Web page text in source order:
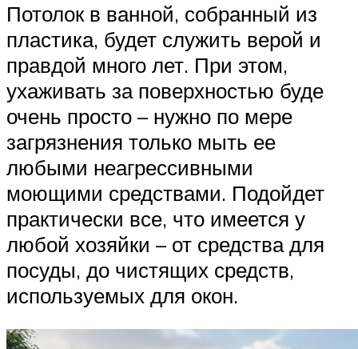
Потолок в ванной, собранный из
пластика, будет служить верой и
правдой много лет. При этом,
ухаживать за поверхностью буде
очень просто – нужно по мере
загрязнения только мыть ее
любыми неагрессивными
моющими средствами. Подойдет
практически все, что имеется у
любой хозяйки – от средства для
посуды, до чистящих средств,
используемых для окон.